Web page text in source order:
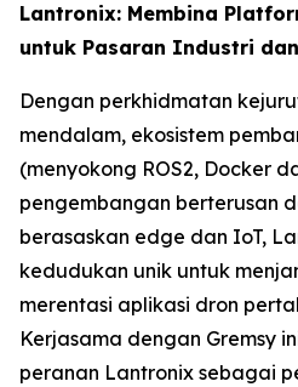
Lantronix: Membina
untuk Pasaran Industri
Dengan perkhidmatan
mendalam, ekosistem
(menyokong ROS2, Docker
pengembangan berterusan
berasaskan edge dan IoT,
kedudukan unik untuk
merentasi aplikasi dron
Kerjasama dengan Gremsy
peranan Lantronix sebagai